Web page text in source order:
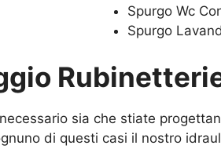
Spurgo Wc
Spurgo
sia che stiate
di questi casi il nostro